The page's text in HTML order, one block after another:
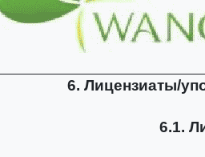
6. Лицензиаты/
6.1.